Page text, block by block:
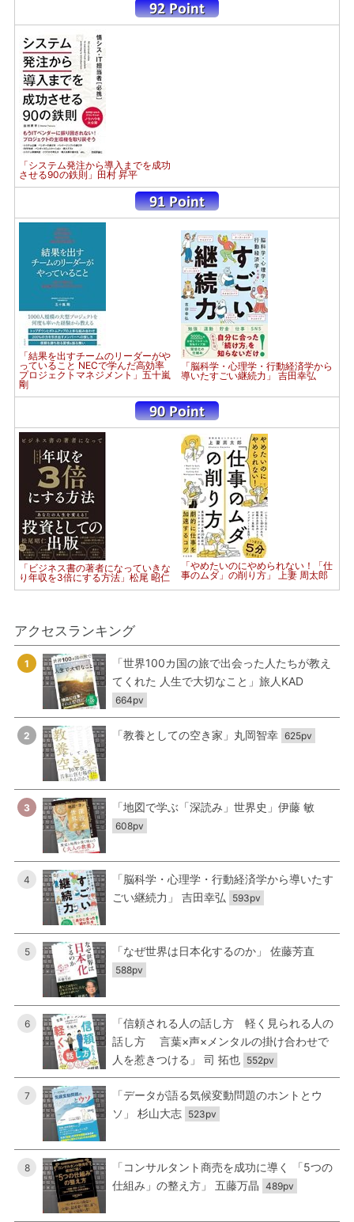
「システム発注から導入までを成功
させる90の鉄則」田村 昇平
「結果を出すチームのリーダーがや
っていること NECで学んだ高効率
プロジェクトマネジメント」五十嵐
剛
「脳科学・心理学・行動経済学から
導いたすごい継続力」 吉田幸弘
「ビジネス書の著者になっていきな
り年収を3倍にする方法」松尾 昭仁
「やめたいのにやめられない！「仕
事のムダ」の削り方」 上妻 周太郎
アクセスランキング
1
「世界100カ国の旅で出会った人たちが教え
てくれた 人生で大切なこと」旅人KAD
664pv
2 「教養としての空き家」丸岡智幸 625pv
3 「地図で学ぶ「深読み」世界史」伊藤 敏
608pv
4
「脳科学・心理学・行動経済学から導いたす
ごい継続力」 吉田幸弘
593pv
5 「なぜ世界は日本化するのか」 佐藤芳直
588pv
6
「信頼される人の話し方 軽く見られる人の
話し方 言葉×声×メンタルの掛け合わせで
人を惹きつける」 司 拓也 552pv
7
「データが語る気候変動問題のホントとウ
ソ」 杉山大志 523pv
8
「コンサルタント商売を成功に導く 「5つの
仕組み」の整え方」 五藤万晶 489pv